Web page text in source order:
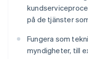
på de tjänster
Fungera som
myndigheter, till